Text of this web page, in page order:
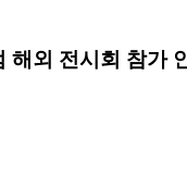
해외 전시회 참가